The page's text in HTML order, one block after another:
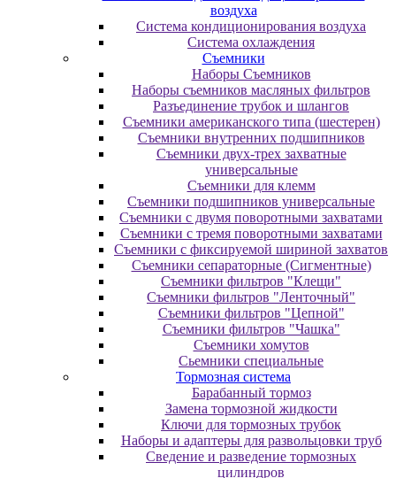
воздуха
Система кондиционирования воздуха
Система охлаждения
Съемники
Наборы Съемников
Наборы съемников масляных фильтров
Разъединение трубок и шлангов
Съемники американского типа (шестерен)
Съемники внутренних подшипников
Съемники двух-трех захватные
универсальные
Съемники для клемм
Съемники подшипников универсальные
Съемники с двумя поворотными захватами
Съемники с тремя поворотными захватами
Съемники с фиксируемой шириной захватов
Съемники сепараторные (Сигментные)
Съемники фильтров "Клещи"
Съемники фильтров "Ленточный"
Съемники фильтров "Цепной"
Съемники фильтров "Чашка"
Съемники хомутов
Сьемники специальные
Тормозная система
Барабанный тормоз
Замена тормозной жидкости
Ключи для тормозных трубок
Наборы и адаптеры для развольцовки труб
Сведение и разведение тормозных
цилиндров